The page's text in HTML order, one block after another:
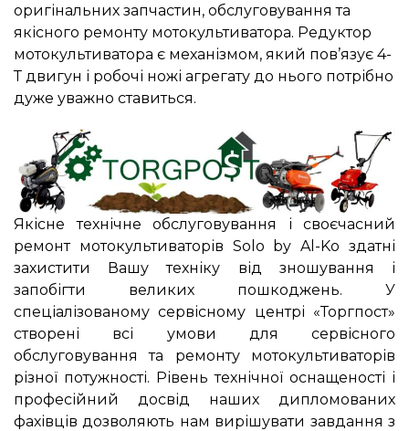
оригінальних запчастин, обслуговування та
якісного ремонту мотокультиватора. Редуктор
мотокультиватора є механізмом, який пов’язує 4-
Т двигун і робочі ножі агрегату до нього потрібно
дуже уважно ставиться.
Якісне технічне обслуговування і своєчасний
ремонт мотокультиваторів Solo by Al-Ko здатні
захистити Вашу техніку від зношування і
запобігти великих пошкоджень. У
спеціалізованому сервісному центрі «Торгпост»
створені всі умови для сервісного
обслуговування та ремонту мотокультиваторів
різної потужності. Рівень технічної оснащеності і
професійний досвід наших дипломованих
фахівців дозволяють нам вирішувати завдання з